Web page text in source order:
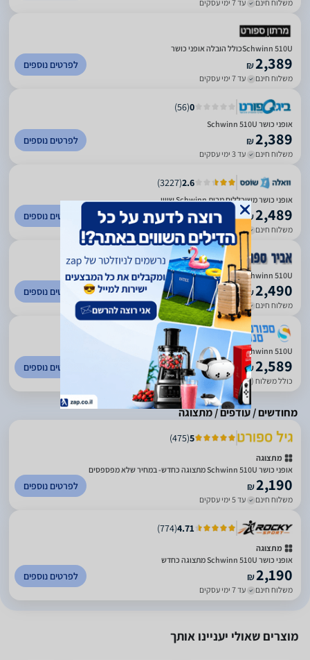
משלוח חינם עד 7 ימי עסקים
Schwinn 510Uכולל הובלה אופני כושר
₪2,389
משלוח חינם עד 7 ימי עסקים
לפרטים נוספים
0
(
56
)
אופני כושר Schwinn 510U
₪2,389
משלוח חינם עד 3 ימי עסקים
לפרטים נוספים
2.6
(
3227
)
אופני כושר משוכללים מבית Schwinn שווין
₪2,489
משלוח חינם עד 10 ימי עסקים
לפרטים נוספים
5
(
18
)
Schwinn 510U
₪2,490
משלוח חינם עד 7 ימי עסקים
לפרטים נוספים
334
)
Schwinn 510U אופני כושר
₪2,589
כולל משלוח (100 ₪) עד 7 ימי עסקים
לפרטים נוספים
מחודשים / עודפים / מתצוגה
5
(
475
)
מתצוגה
אופני כושר Schwinn 510U מתצוגה כחדש- במחיר שלא מפספסים
₪2,190
משלוח חינם עד 5 ימי עסקים
לפרטים נוספים
4.71
(
774
)
מתצוגה
אופני כושר Schwinn 510U מתצוגה כחדש
₪2,190
משלוח חינם עד 7 ימי עסקים
לפרטים נוספים
מוצרים שאולי יעניינו אותך